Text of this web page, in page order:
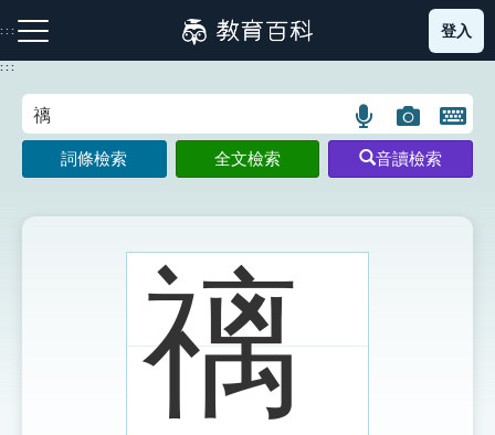
到
主
:::
注音索引圖示 筆畫索引圖示 部首索引表圖示
登入
:::
語
言
搜
示
圖
片
搜
開
鍵
圖
詞條檢索 全文檢索 音讀檢索
䄜